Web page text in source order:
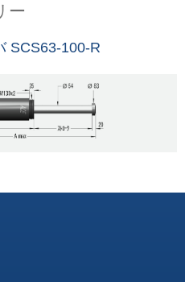
ー
SCS63-100-R